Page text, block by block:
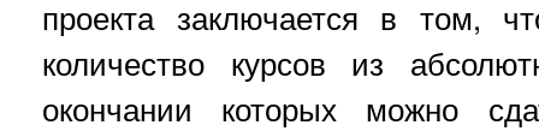
проекта заключается в том,
количество курсов из
окончании которых можно